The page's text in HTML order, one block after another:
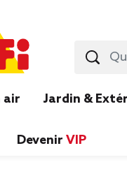
air Jardin &
Devenir VIP